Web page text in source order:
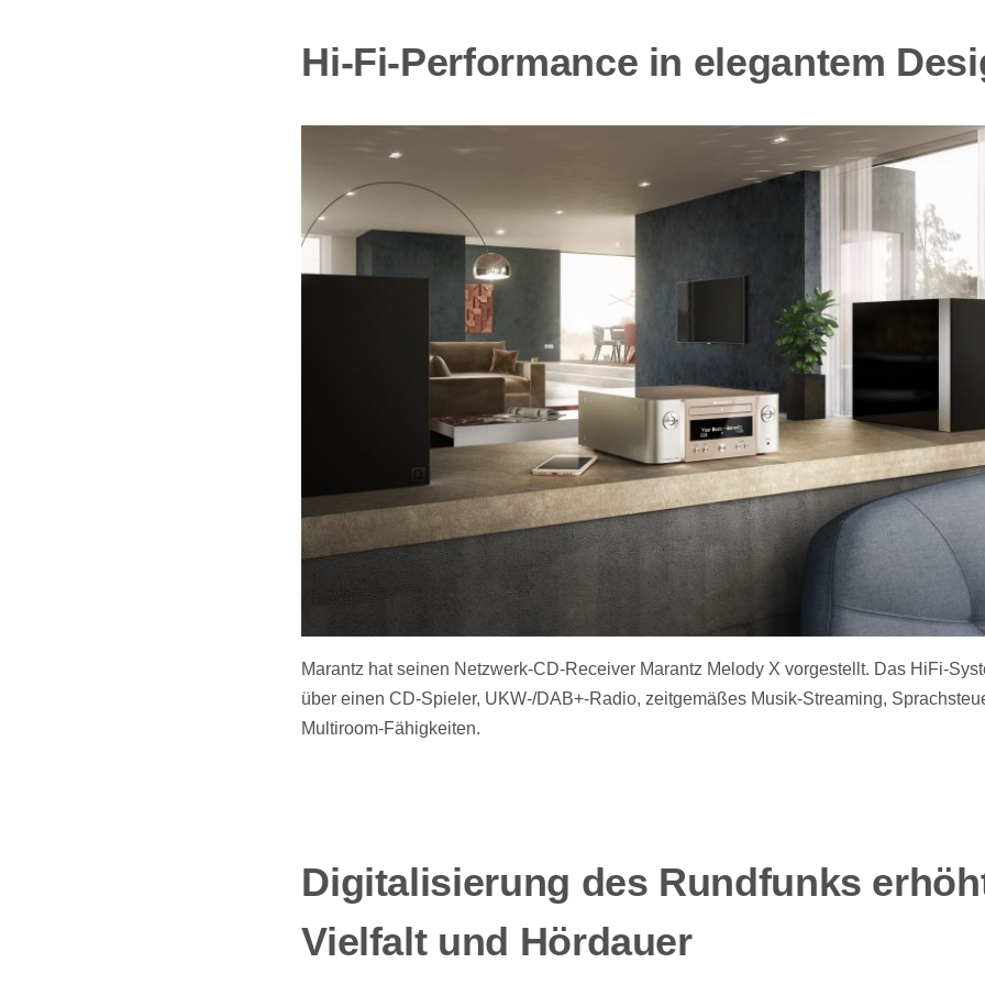
Hi-Fi-Performance in elegantem
Marantz hat seinen Netzwerk-CD-Receiver Marantz Melody X vorgestellt. Das HiFi-
über einen CD-Spieler, UKW-/DAB+-Radio, zeitgemäßes Musik-Streaming,
Multiroom-Fähigkeiten.
Digitalisierung des Rundfunks
Vielfalt und Hördauer